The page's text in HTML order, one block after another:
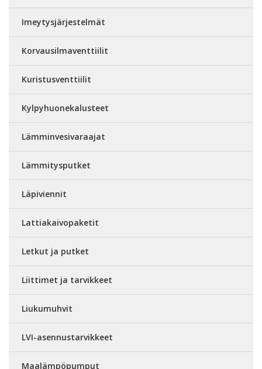
Imeytysjärjestelmät
Korvausilmaventtiilit
Kuristusventtiilit
Kylpyhuonekalusteet
Lämminvesivaraajat
Lämmitysputket
Läpiviennit
Lattiakaivopaketit
Letkut ja putket
Liittimet ja tarvikkeet
Liukumuhvit
LVI-asennustarvikkeet
Maalämpöpumput